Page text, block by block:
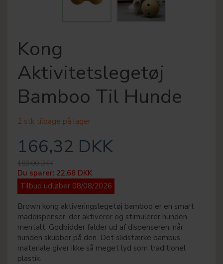
Kong
Aktivitetslegetøj
Bamboo Til Hunde
2 stk tilbage på lager
166,32 DKK
189,00 DKK
Du sparer: 22,68 DKK
Tilbud udløber 08/08/2026
Brown kong aktiveringslegetøj bamboo er en smart
maddispenser, der aktiverer og stimulerer hunden
mentalt. Godbidder falder ud af dispenseren, når
hunden skubber på den. Det slidstærke bambus
materiale giver ikke så meget lyd som traditionel
plastik.